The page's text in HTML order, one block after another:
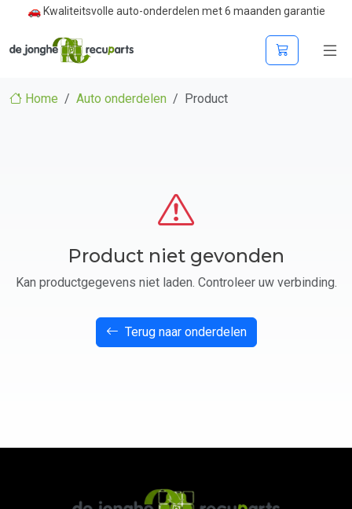
🚗 Kwaliteitsvolle auto-onderdelen met 6 maanden garantie
Home Auto onderdelen Product
Product niet gevonden
Kan productgegevens niet laden. Controleer uw verbinding.
Terug naar onderdelen